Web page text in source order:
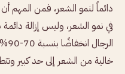
دائماً لنمو الشعر، فمن المهم أن
خالية من الشعر إلى حد كبير